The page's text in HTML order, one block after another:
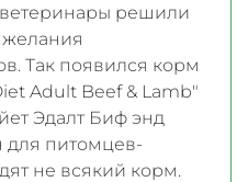
ветеринары решили
желания
Так появился корм
Adult Beef & Lamb"
Эдалт Биф энд
для питомцев-
не всякий корм.